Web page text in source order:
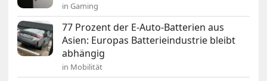
in Gaming
77 Prozent der E-Auto-Batterien aus
Asien: Europas Batterieindustrie bleibt
abhängig
in Mobilität